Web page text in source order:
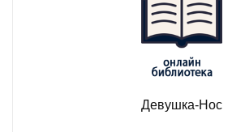
Девушка-Нос